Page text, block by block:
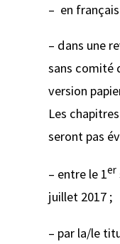
– en
– dans une
sans comité
version
Les
seront pas
– entre le 1er
juillet 2017 ;
– par la/le